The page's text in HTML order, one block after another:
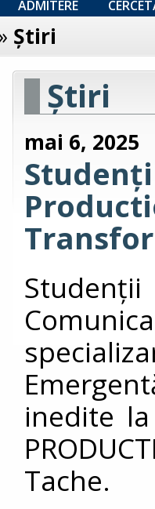
ADMITERE
Ştiri
Ştiri
mai 6, 2025
inedite la
Tache.